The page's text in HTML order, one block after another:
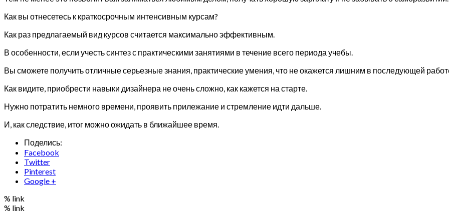
Как вы отнесетесь к краткосрочным интенсивным курсам?
Как раз предлагаемый вид курсов считается максимально эффективным.
В особенности, если учесть синтез с практическими занятиями в течение всего периода учебы.
Вы сможете получить отличные серьезные знания, практические умения, что не окажется лишним в последующей
Как видите, приобрести навыки дизайнера не очень сложно, как кажется на старте.
Нужно потратить немного времени, проявить прилежание и стремление идти дальше.
И, как следствие, итог можно ожидать в ближайшее время.
Поделись:
Facebook
Twitter
Pinterest
Google +
% link
% link